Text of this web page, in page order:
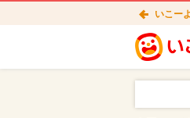
いこーよ